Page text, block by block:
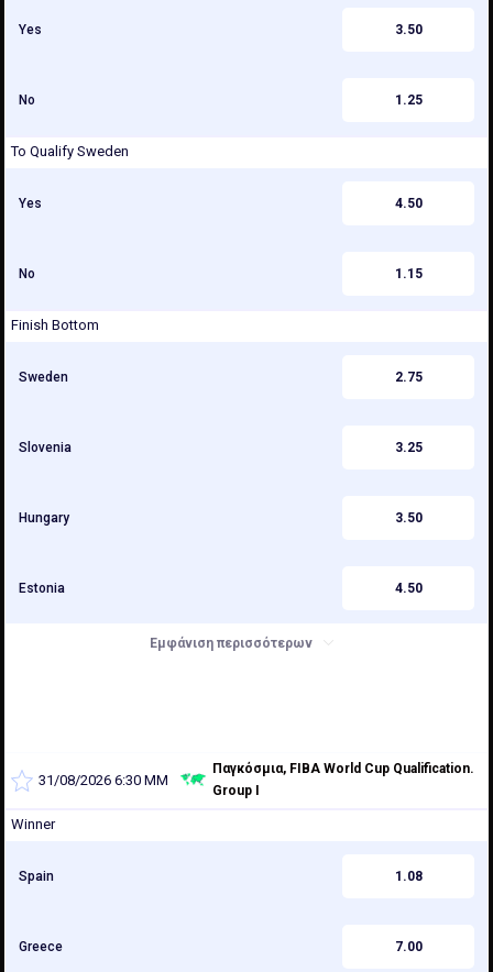
Yes 3.50
No 1.25
To Qualify Sweden
Yes 4.50
No 1.15
Finish Bottom
Sweden 2.75
Slovenia 3.25
Hungary 3.50
Estonia 4.50
Εμφάνιση περισσότερων
31/08/2026 6:30 ΜΜ
Παγκόσμια, FIBA World Cup Qualification.
Group I
Winner
Spain 1.08
Greece 7.00